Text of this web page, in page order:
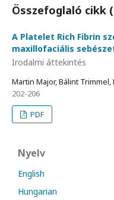
Összefoglaló cikk
A Platelet Rich Fibrin
maxillofaciális
Irodalmi áttekintés
Martin Major, Bálint
202-206
PDF
Nyelv
English
Hungarian